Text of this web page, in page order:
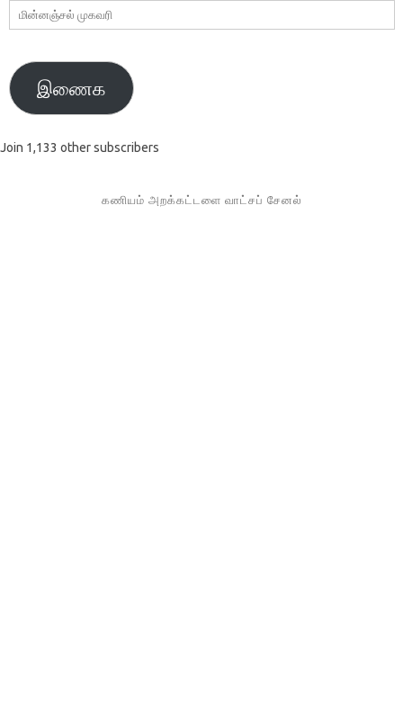
மின்னஞ்சல்
முகவரி
இணைக
Join 1,133 other subscribers
கணியம் அறக்கட்டளை வாட்சப் சேனல்